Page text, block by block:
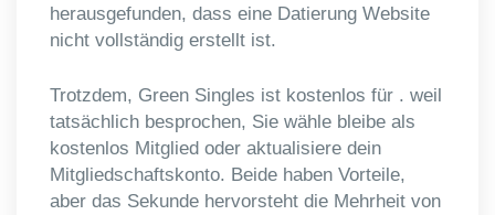
herausgefunden, dass eine Datierung Website
nicht vollständig erstellt ist.
Trotzdem, Green Singles ist kostenlos für . weil
tatsächlich besprochen, Sie wähle bleibe als
kostenlos Mitglied oder aktualisiere dein
Mitgliedschaftskonto. Beide haben Vorteile,
aber das Sekunde hervorsteht die Mehrheit von